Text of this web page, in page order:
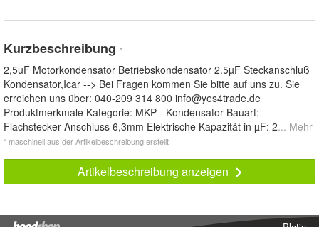
Kurzbeschreibung *
2,5uF Motorkondensator Betriebskondensator 2.5µF Steckanschluß
Kondensator,Icar --> Bei Fragen kommen Sie bitte auf uns zu. Sie
erreichen uns über: 040-209 314 800 info@yes4trade.de
Produktmerkmale Kategorie: MKP - Kondensator Bauart:
Flachstecker Anschluss 6,3mm Elektrische Kapazität in µF: 2... Mehr
* maschinell aus der Artikelbeschreibung erstellt
Artikelbeschreibung anzeigen